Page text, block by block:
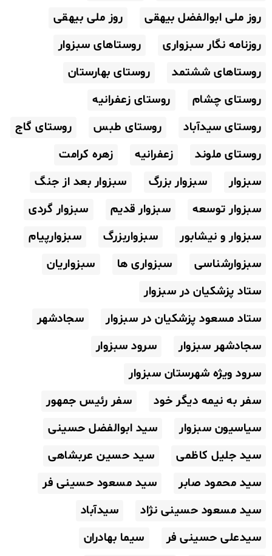
روز ملی ابوالفضل بیهقی
روز ملی بیهقی
روزنامه نگار سبزواری
روستاهای سبزوار
روستاهای ششتمد
روستای بهارستان
روستای چشام
روستای زعفرانیه
روستای سیدآباد
روستای طبس
روستای گاج
روستای ملوند
زعفرانیه
زهره کرامت
سبزوار
سبزوار بزرگ
سبزوار بعد از جنگ
سبزوار توسعه
سبزوار قدیم
سبزوار گردی
سبزوار و نیشابور
سبزواربزرگ
سبزوارپیام
سبزوارشناسی
سبزواری ها
سبزواریان
ستاد پزشکیان در سبزوار
ستاد مسعود پزشکیان در سبزوار
سجادشهر
سجادشهر سبزوار
سرود سبزوار
سرود ویژه شهرستان سبزوار
سفر به نیمه دیگر خود
سفر رئیس جمهور
سیاسیون سبزوار
سید ابوالفضل حسینی
سید جلیل کاظمی
سید حسین عربشاهی
سید محمود صابر
سید مسعود حسینی فر
سید مسعود حسینی نژاد
سیدآباد
سیدعلی حسینی فر
سیما بهادران